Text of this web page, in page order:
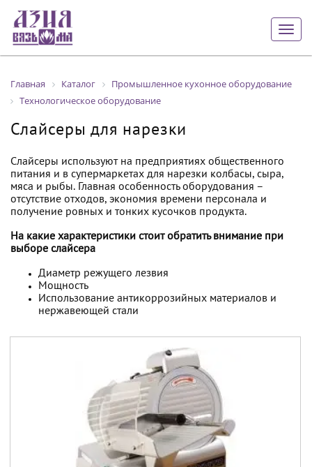
Главная Каталог
Промышленное кухонное оборудование
Технологическое оборудование
Слайсеры для нарезки
Слайсеры используют на предприятиях общественного
питания и в супермаркетах для нарезки колбасы, сыра,
мяса и рыбы. Главная особенность оборудования –
отсутствие отходов, экономия времени персонала и
получение ровных и тонких кусочков продукта.
На какие характеристики стоит обратить внимание при
выборе слайсера
Диаметр режущего лезвия
Мощность
Использование антикоррозийных материалов и
нержавеющей стали